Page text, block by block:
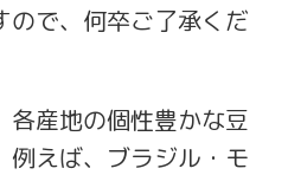
ので、何卒ご了承くだ
産地の個性豊かな豆
例えば、ブラジル・モ